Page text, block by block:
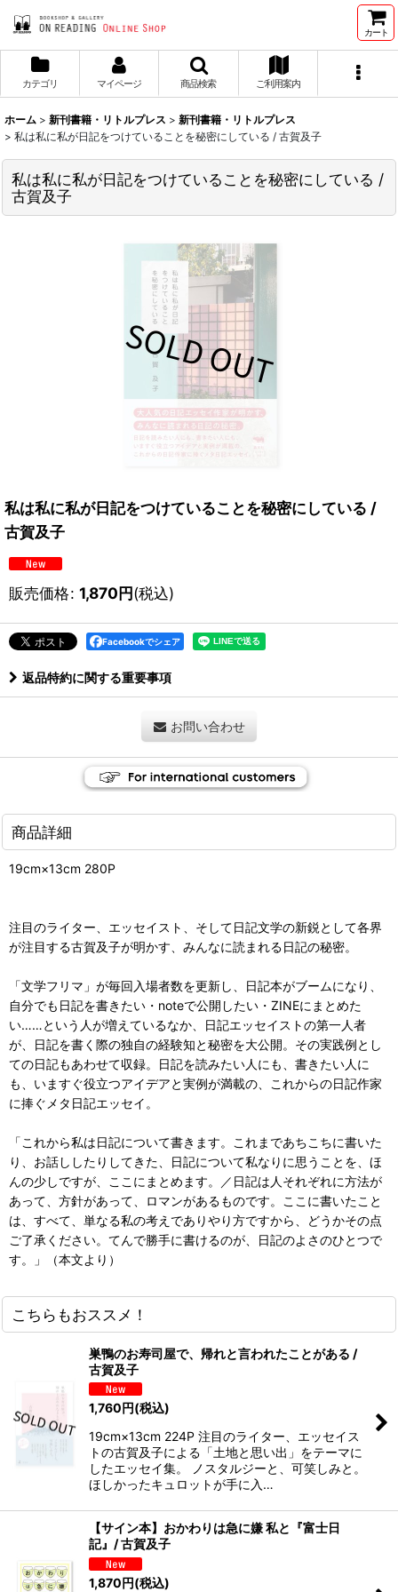
カート
カテゴリ マイページ 商品検索 ご利用案内
ホーム > 新刊書籍・リトルプレス > 新刊書籍・リトルプレス
> 私は私に私が日記をつけていることを秘密にしている / 古賀及子
私は私に私が日記をつけていることを秘密にしている /
古賀及子
私は私に私が日記をつけていることを秘密にしている /
古賀及子
販売価格: 1,870円(税込)
Facebookでシェア
返品特約に関する重要事項
お問い合わせ
商品詳細
19cm×13cm 280P
注目のライター、エッセイスト、そして日記文学の新鋭として各界
が注目する古賀及子が明かす、みんなに読まれる日記の秘密。
「文学フリマ」が毎回入場者数を更新し、日記本がブームになり、
自分でも日記を書きたい・noteで公開したい・ZINEにまとめた
い……という人が増えているなか、日記エッセイストの第一人者
が、日記を書く際の独自の経験知と秘密を大公開。その実践例とし
ての日記もあわせて収録。日記を読みたい人にも、書きたい人に
も、いますぐ役立つアイデアと実例が満載の、これからの日記作家
に捧ぐメタ日記エッセイ。
「これから私は日記について書きます。これまであちこちに書いた
り、お話ししたりしてきた、日記について私なりに思うことを、ほ
んの少しですが、ここにまとめます。／日記は人それぞれに方法が
あって、方針があって、ロマンがあるものです。ここに書いたこと
は、すべて、単なる私の考えでありやり方ですから、どうかその点
ご了承ください。てんで勝手に書けるのが、日記のよさのひとつで
す。」（本文より）
こちらもおススメ！
巣鴨のお寿司屋で、帰れと言われたことがある /
古賀及子
1,760円(税込)
19cm×13cm 224P 注目のライター、エッセイス
トの古賀及子による「土地と思い出」をテーマに
したエッセイ集。 ノスタルジーと、可笑しみと。
ほしかったキュロットが手に入…
【サイン本】おかわりは急に嫌 私と『富士日
記』/ 古賀及子
1,870円(税込)